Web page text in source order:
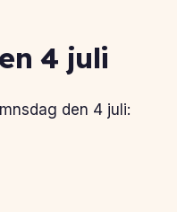
4 juli
den 4 juli: